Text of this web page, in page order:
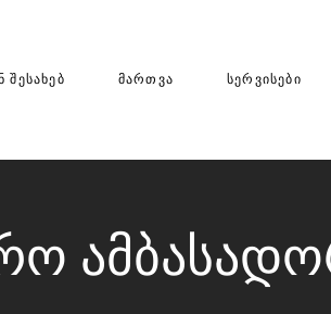
ᲨᲔᲡᲐᲮᲔᲑ ᲛᲐᲠᲗᲕᲐ ᲡᲔᲠᲕᲘᲡᲔᲑᲘ